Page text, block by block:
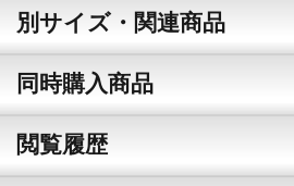
別サイズ・関連商品
同時購入商品
閲覧履歴